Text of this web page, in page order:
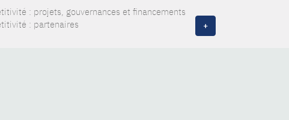
: projets, gouvernances et financements
: partenaires
+